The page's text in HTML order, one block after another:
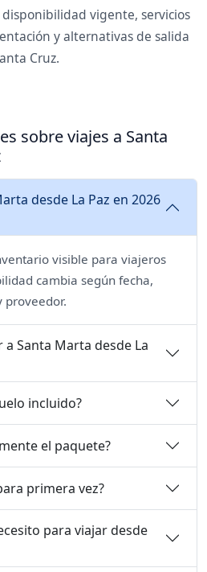
vigente, servicios
y alternativas de salida
Cruz.
sobre viajes a Santa
desde La Paz en 2026
visible para viajeros
cambia según fecha,
proveedor.
a Santa Marta desde La
incluido?
el paquete?
primera vez?
para viajar desde